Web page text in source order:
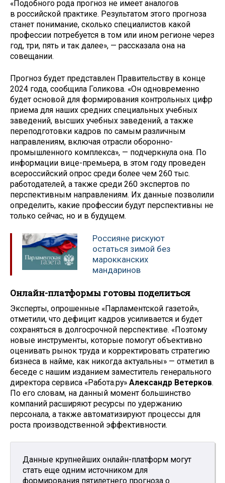
«Подобного рода прогноз не имеет аналогов
в российской практике. Результатом этого прогноза
станет понимание, сколько специалистов какой
профессии потребуется в том или ином регионе через
год, три, пять и так далее», — рассказала она на
совещании.
Прогноз будет представлен Правительству в конце
2024 года, сообщила Голикова. «Он одновременно
будет основой для формирования контрольных цифр
приема для наших средних специальных учебных
заведений, высших учебных заведений, а также
переподготовки кадров по самым различным
направлениям, включая отрасли оборонно-
промышленного комплекса», — подчеркнула она. По
информации вице-премьера, в этом году проведен
всероссийский опрос среди более чем 260 тыс.
работодателей, а также среди 260 экспертов по
перспективным направлениям. Их данные позволили
определить, какие профессии будут перспективны не
только сейчас, но и в будущем.
Россияне рискуют
остаться зимой без
марокканских
мандаринов
Онлайн-платформы готовы поделиться
Эксперты, опрошенные «Парламентской газетой»,
отметили, что дефицит кадров усиливается и будет
сохраняться в долгосрочной перспективе. «Поэтому
новые инструменты, которые помогут объективно
оценивать рынок труда и корректировать стратегию
бизнеса в найме, как никогда актуальны» — отметил в
беседе с нашим изданием заместитель генерального
директора сервиса «Работа.ру» Александр Ветерков.
По его словам, на данный момент большинство
компаний расширяют ресурсы по удержанию
персонала, а также автоматизируют процессы для
роста производственной эффективности.
Данные крупнейших онлайн-платформ могут
стать еще одним источником для
формирования пятилетнего прогноза о